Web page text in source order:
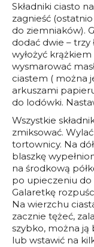
Składniki ciasto
zagnieść
do ziemniaków).
dodać dwie – trzy
wyłożyć
wysmarować
ciastem ( można
arkuszami
do lodówki.
Wszystkie
zmiksować.
tortownicy. Na
blaszkę
na środkową
po upieczeniu do
Galaretkę
Na wierzchu
zacznie tężeć,
szybko, można
lub wstawić na